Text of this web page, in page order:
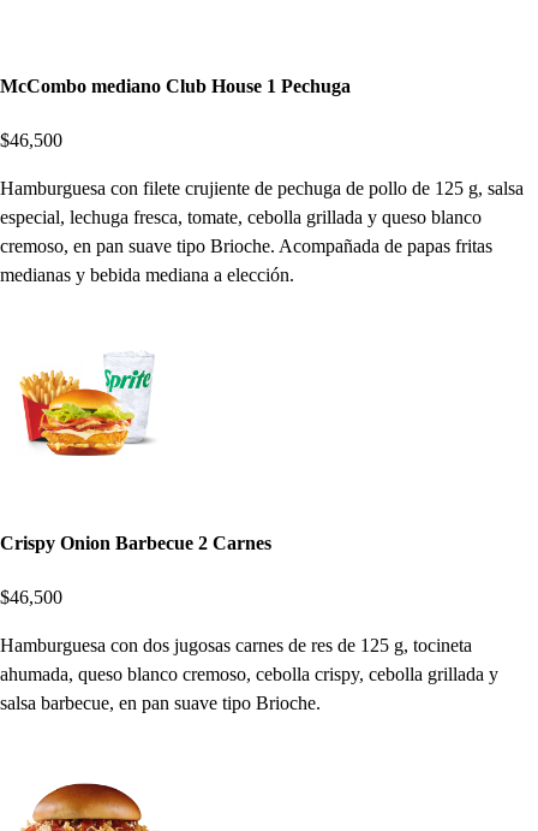
McCombo mediano Club House 1 Pechuga
$46,500
Hamburguesa con filete crujiente de pechuga de pollo de 125 g, salsa
especial, lechuga fresca, tomate, cebolla grillada y queso blanco
cremoso, en pan suave tipo Brioche. Acompañada de papas fritas
medianas y bebida mediana a elección.
Crispy Onion Barbecue 2 Carnes
$46,500
Hamburguesa con dos jugosas carnes de res de 125 g, tocineta
ahumada, queso blanco cremoso, cebolla crispy, cebolla grillada y
salsa barbecue, en pan suave tipo Brioche.